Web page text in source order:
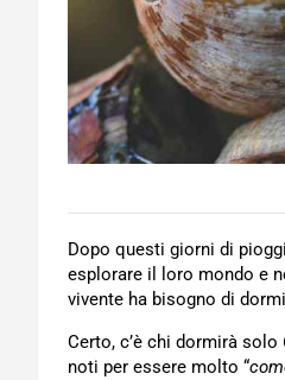
Dopo questi giorni di
esplorare il loro mondo e
vivente ha bisogno di
Certo, c’è chi dormirà
noti per essere molto “